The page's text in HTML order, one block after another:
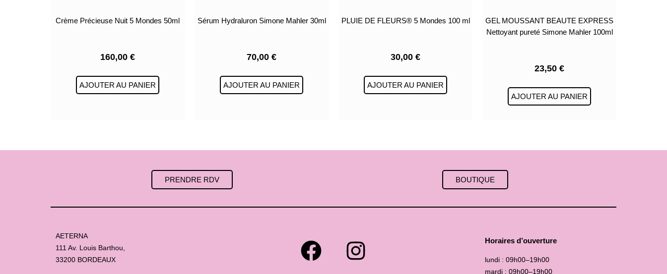
Crème Précieuse Nuit 5 Mondes 50ml
160,00 €
AJOUTER AU PANIER
Sérum Hydraluron Simone Mahler 30ml
70,00 €
AJOUTER AU PANIER
PLUIE DE FLEURS® 5 Mondes 100 ml
30,00 €
AJOUTER AU PANIER
GEL MOUSSANT BEAUTE EXPRESS
Nettoyant pureté Simone Mahler 100ml
23,50 €
AJOUTER AU PANIER
PRENDRE RDV BOUTIQUE
AETERNA
111 Av. Louis Barthou,
33200 BORDEAUX
Horaires d’ouverture
lundi : 09h00–19h00
mardi : 09h00–19h00